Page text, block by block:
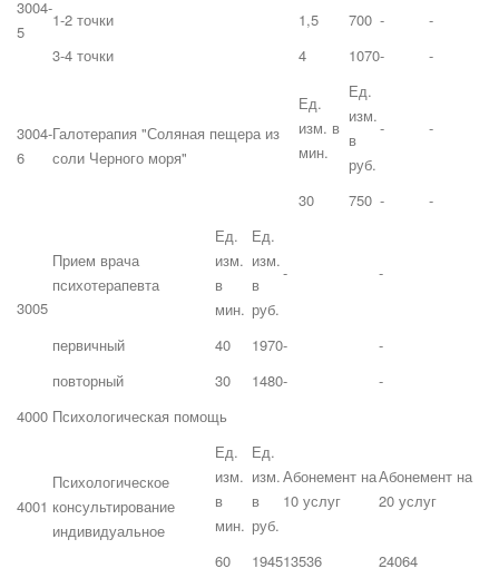
3004-
5
1-2 точки
1,5 700 -
-
3-4 точки
4 1070- -
3004-
6
Галотерапия "Соляная пещера из
соли Черного моря"
Ед.
изм. в
мин.
Ед.
изм.
в
руб.
- -
30 750 - -
3005
Прием врача
психотерапевта
Ед.
изм.
в
мин.
Ед.
изм.
в
руб.
- -
первичный 40 1970-
-
повторный
30 1480-
-
4000 Психологическая помощь
4001
Психологическое
консультирование
индивидуальное
Ед.
изм.
в
мин.
Ед.
изм.
в
руб.
Абонемент на
10 услуг
Абонемент на
20 услуг
60 194513536
24064